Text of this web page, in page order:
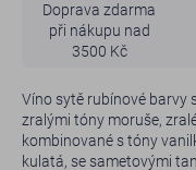
Doprava zdarma
při nákupu nad
3500 Kč
Víno sytě rubínové barvy
zralými tóny moruše,
kombinované s tóny
kulatá, se sametovými